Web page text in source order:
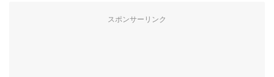
スポンサーリンク